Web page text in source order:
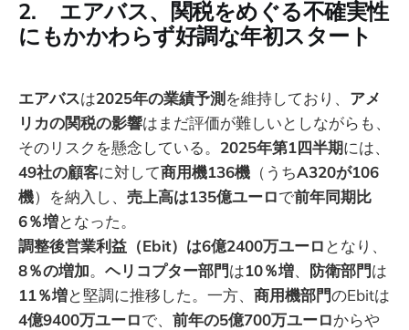
2. エアバス、関税をめぐる不確実性
にもかかわらず好調な年初スタート
エアバスは2025年の業績予測を維持しており、 アメ
リカの関税の影響はまだ評価が難しいとしながらも、
そのリスクを懸念している。 2025年第1四半期には、
49社の顧客に対して商用機136機 （うちA320が106
機）を納入し、 売上高は135億ユーロで前年同期比
6％増となった。
調整後営業利益（Ebit）は6億2400万ユーロ となり、
8％の増加。 ヘリコプター部門は10％増、 防衛部門は
11％増と堅調に推移した。一方、 商用機部門のEbitは
4億9400万ユーロで、 前年の5億700万ユーロからや